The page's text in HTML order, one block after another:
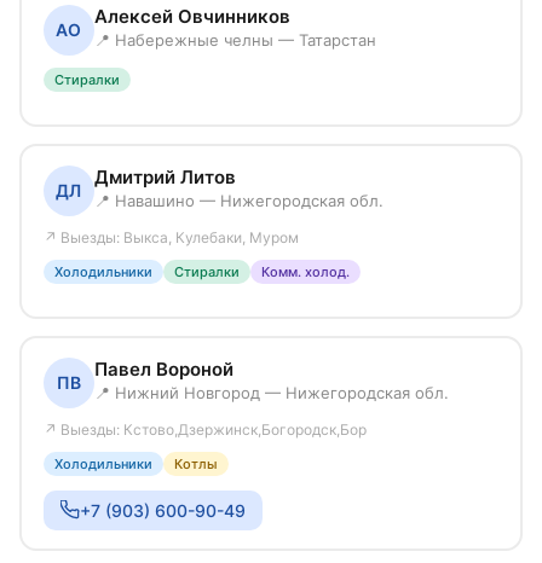
АО
Алексей Овчинников
📍 Набережные челны — Татарстан
Стиралки
ДЛ
Дмитрий Литов
📍 Навашино — Нижегородская обл.
↗ Выезды: Выкса, Кулебаки, Муром
Холодильники Стиралки Комм. холод.
ПВ
Павел Вороной
📍 Нижний Новгород — Нижегородская обл.
↗ Выезды: Кстово,Дзержинск,Богородск,Бор
Холодильники Котлы
+7 (903) 600-90-49